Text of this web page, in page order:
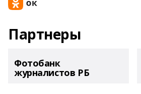
Партнеры
Фотобанк
журналистов РБ